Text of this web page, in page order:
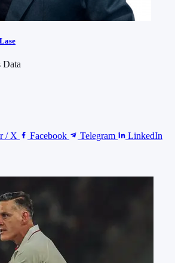
Data
/ X Facebook Telegram LinkedIn